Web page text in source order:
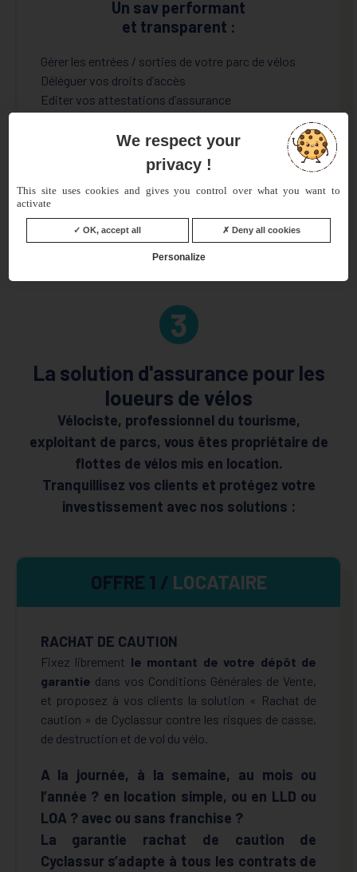
Un sav performant
et transparent :
Gérer les entrées / sorties de votre parc de vélos
Déléguer vos droits d’accès
Editer vos attestations d’assurance
Suivi de vos sinistres en temps réel
Reporting d’activité / sinistralité
3
La solution d'assurance pour les
loueurs de vélos
Vélociste, professionnel du tourisme,
exploitant de parcs, vous êtes propriétaire de
flottes de vélos mis en location.
Tranquillisez vos clients et protégez votre
investissement avec nos solutions :
OFFRE 1 / LOCATAIRE
RACHAT DE CAUTION
Fixez librement le montant de votre dépôt de
garantie dans vos Conditions Générales de Vente,
et proposez à vos clients la solution « Rachat de
caution » de Cyclassur contre les risques de casse,
de destruction et de vol du vélo.
A la journée, à la semaine, au mois ou
l’année ? en location simple, ou en LLD ou
LOA ? avec ou sans franchise ?
La garantie rachat de caution de
Cyclassur s’adapte à tous les contrats de
We respect your
privacy !
This site uses cookies and gives you control over what you want to
activate
OK, accept all Deny all cookies
Personalize